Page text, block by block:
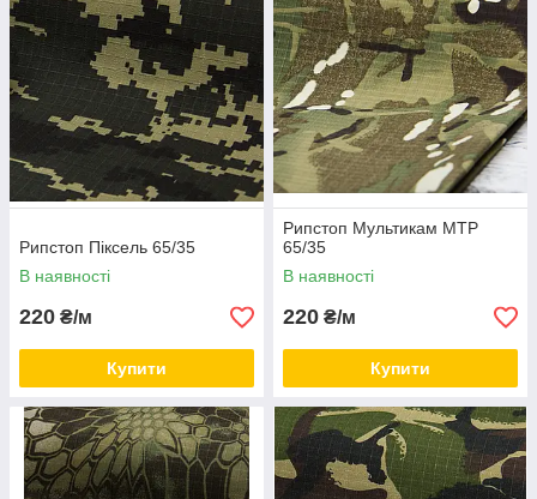
Рипстоп Піксель 65/35
В наявності
220 ₴/м
Купити
Рипстоп Мультикам МТР
65/35
В наявності
220 ₴/м
Купити